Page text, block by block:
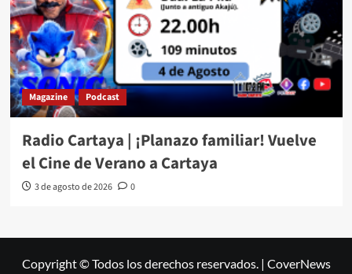
Magazine Podcast
Radio Cartaya | ¡Planazo familiar! Vuelve
el Cine de Verano a Cartaya
3 de agosto de 2026 0
Copyright © Todos los derechos reservados. | CoverNews